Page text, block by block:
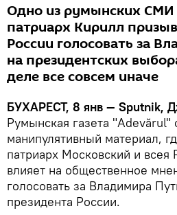
Одно из румынских СМИ
патриарх Кирилл
России голосовать за
на президентских
деле все совсем иначе
БУХАРЕСТ, 8 янв — Sputnik,
Румынская газета "Adevărul"
манипулятивный материал,
патриарх Московский и
влияет на общественное
голосовать за Владимира
президента России.